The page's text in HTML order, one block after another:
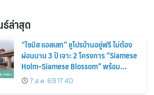
ล่าสุด
“ไซมิส แอสเสท” ชูโปรบ้านอยู่ฟรี ไม่ต้อง
ผ่อนนาน 3 ปี เจาะ 2 โครงการ “Siamese
Holm–Siamese Blossom” พร้อม
ส่วนลดและสิทธิพิเศษถึง 31 สิงหาคม
2569
7 ส.ค. 69 17:40